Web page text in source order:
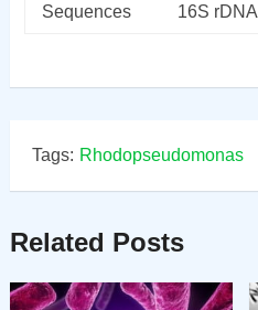
Sequences 16S rDNA
Tags: Rhodopseudomonas
Related Posts